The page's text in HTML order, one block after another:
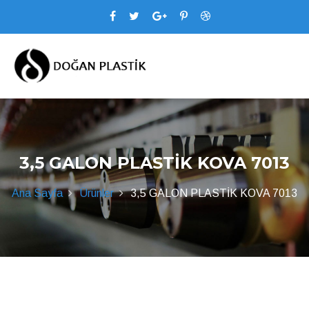
3,5 GALON PLASTİK KOVA 7013
Ana Sayfa Ürünler 3,5 GALON PLASTİK KOVA 7013